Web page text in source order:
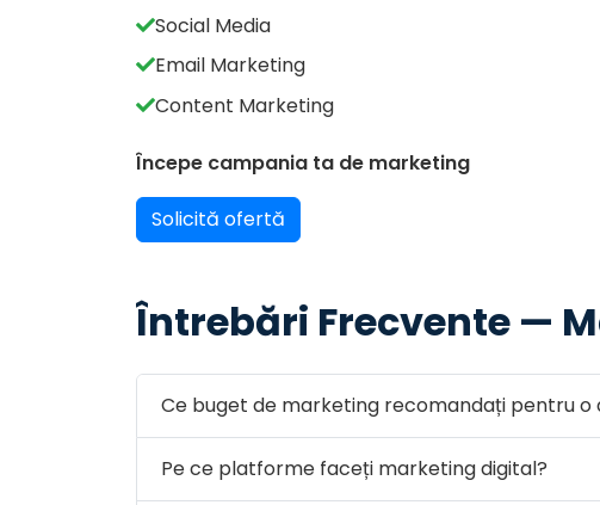
Social Media
Email Marketing
Content Marketing
Începe campania ta de marketing
Solicită ofertă
Întrebări Frecvente —
Ce buget de marketing recomandați pentru o
Pe ce platforme faceți marketing digital?